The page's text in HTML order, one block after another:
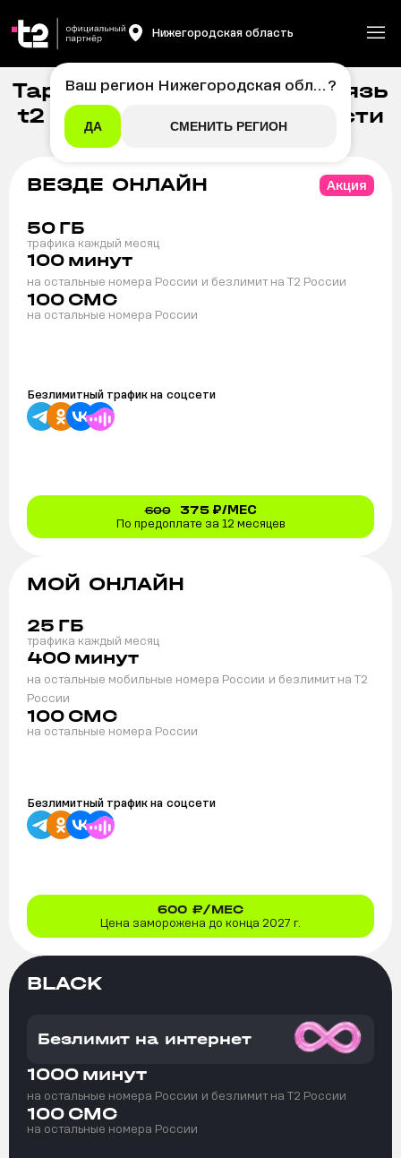
Нижегородская область
Главная Мобильная связь
Тарифы на мобильную связь
t2 в Нижегородской области
ВЕЗДЕ ОНЛАЙН Акция
50 ГБ
трафика каждый месяц
100 минут
на остальные номера России и безлимит на T2 России
100 СМС
на остальные номера России
Безлимитный трафик на соцсети
600 375₽/МЕС
По предоплате за 12 месяцев
МОЙ ОНЛАЙН
25 ГБ
трафика каждый месяц
400 минут
на остальные мобильные номера России и безлимит на T2
России
100 СМС
на остальные номера России
Безлимитный трафик на соцсети
600 ₽/МЕС
Цена заморожена до конца 2027 г.
BLACK
Безлимит на интернет
1000 минут
на остальные номера России и безлимит на T2 России
100 СМС
на остальные номера России
Ваш регион Нижегородская область ?
ДА СМЕНИТЬ РЕГИОН